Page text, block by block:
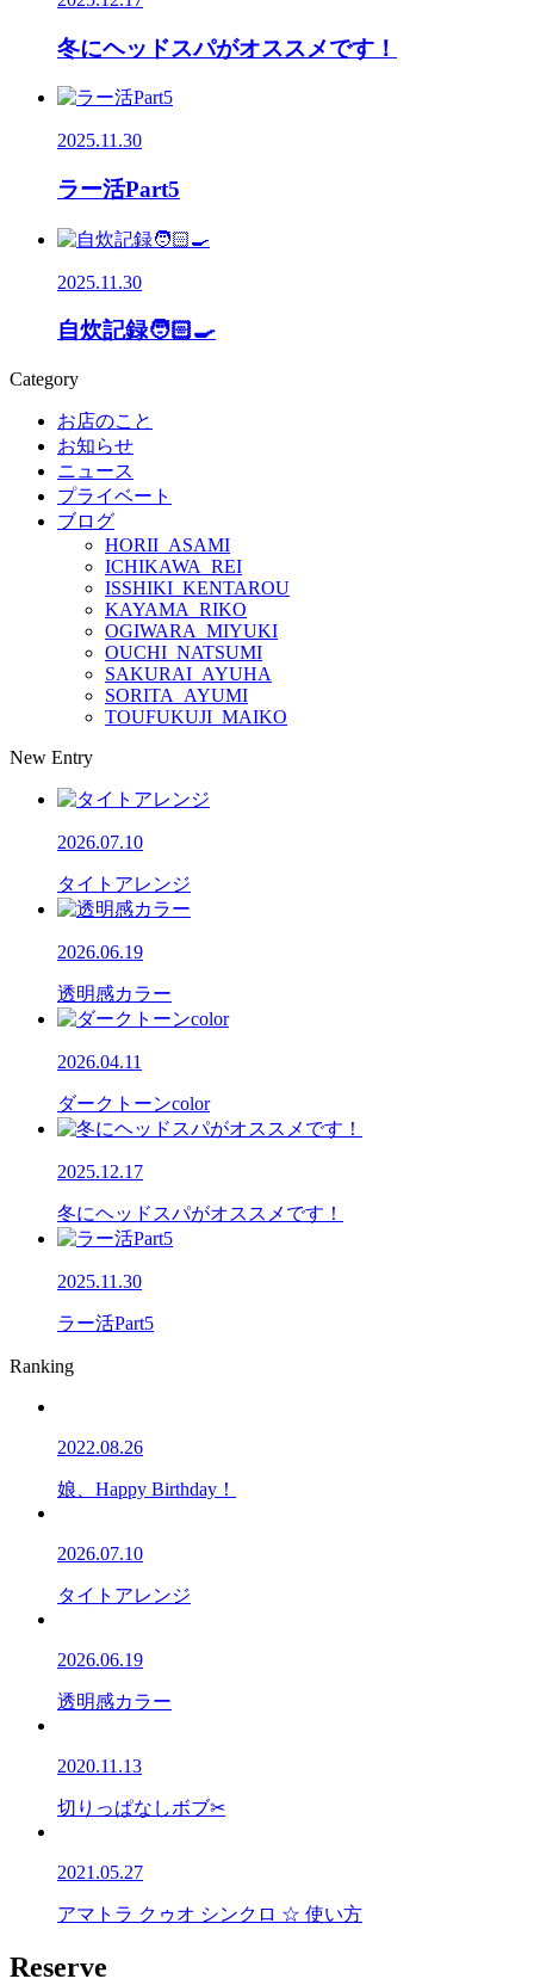
冬にヘッドスパがオススメです！
2025.11.30
ラー活Part5
2025.11.30
自炊記録🧑🏻‍🍳
Category
お店のこと
お知らせ
ニュース
プライベート
ブログ
HORII_ASAMI
ICHIKAWA_REI
ISSHIKI_KENTAROU
KAYAMA_RIKO
OGIWARA_MIYUKI
OUCHI_NATSUMI
SAKURAI_AYUHA
SORITA_AYUMI
TOUFUKUJI_MAIKO
New Entry
2026.07.10
タイトアレンジ
2026.06.19
透明感カラー
2026.04.11
ダークトーンcolor
2025.12.17
冬にヘッドスパがオススメです！
2025.11.30
ラー活Part5
Ranking
2022.08.26
娘、Happy Birthday！
2026.07.10
タイトアレンジ
2026.06.19
透明感カラー
2020.11.13
切りっぱなしボブ✂
2021.05.27
アマトラ クゥオ シンクロ ☆ 使い方
Reserve